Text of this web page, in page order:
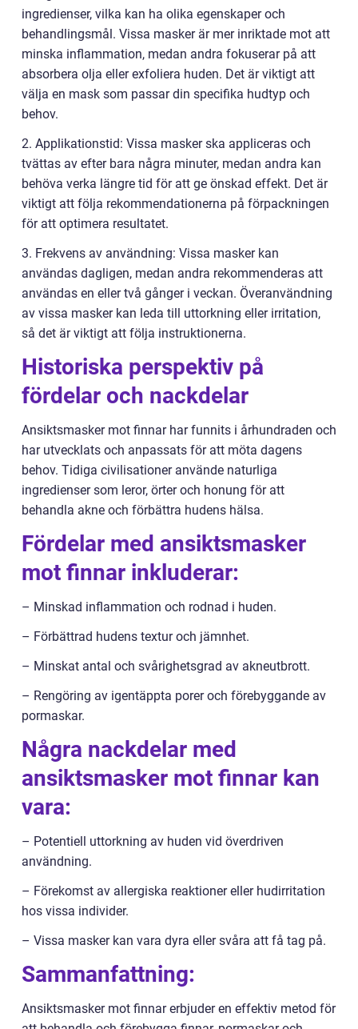
ingredienser, vilka kan ha olika egenskaper och
behandlingsmål. Vissa masker är mer inriktade mot att
minska inflammation, medan andra fokuserar på att
absorbera olja eller exfoliera huden. Det är viktigt att
välja en mask som passar din specifika hudtyp och
behov.
2. Applikationstid: Vissa masker ska appliceras och
tvättas av efter bara några minuter, medan andra kan
behöva verka längre tid för att ge önskad effekt. Det är
viktigt att följa rekommendationerna på förpackningen
för att optimera resultatet.
3. Frekvens av användning: Vissa masker kan
användas dagligen, medan andra rekommenderas att
användas en eller två gånger i veckan. Överanvändning
av vissa masker kan leda till uttorkning eller irritation,
så det är viktigt att följa instruktionerna.
Historiska perspektiv på
fördelar och nackdelar
Ansiktsmasker mot finnar har funnits i århundraden och
har utvecklats och anpassats för att möta dagens
behov. Tidiga civilisationer använde naturliga
ingredienser som leror, örter och honung för att
behandla akne och förbättra hudens hälsa.
Fördelar med ansiktsmasker
mot finnar inkluderar:
– Minskad inflammation och rodnad i huden.
– Förbättrad hudens textur och jämnhet.
– Minskat antal och svårighetsgrad av akneutbrott.
– Rengöring av igentäppta porer och förebyggande av
pormaskar.
Några nackdelar med
ansiktsmasker mot finnar kan
vara:
– Potentiell uttorkning av huden vid överdriven
användning.
– Förekomst av allergiska reaktioner eller hudirritation
hos vissa individer.
– Vissa masker kan vara dyra eller svåra att få tag på.
Sammanfattning:
Ansiktsmasker mot finnar erbjuder en effektiv metod för